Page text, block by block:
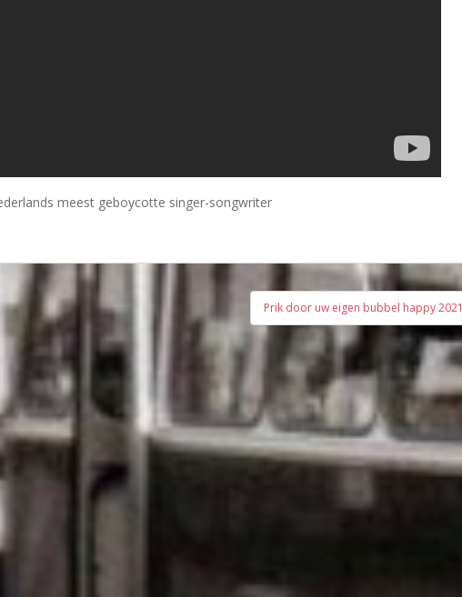
meest geboycotte singer-songwriter
Prik door uw eigen bubbel happy 2021